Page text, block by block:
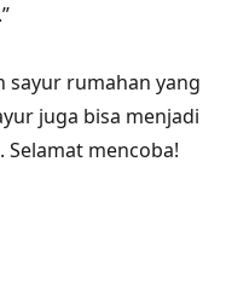
sayur rumahan yang
juga bisa menjadi
mencoba!